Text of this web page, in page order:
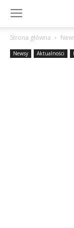
Strona główna
Newsy Aktualności